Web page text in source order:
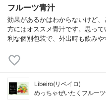
フルーツ青汁
効果があるかはわからないけど
方にはオススメ青汁です。思っ
利な個別包装で、外出時も飲み
Libeiro(リベイロ)
めっちゃぜいたくフルー